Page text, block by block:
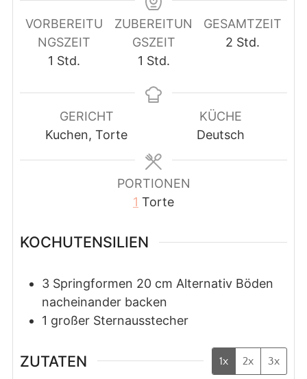
VORBEREITU
NGSZEIT
1 Stunde
Std.
ZUBEREITUN
GSZEIT
1 Stunde
Std.
GESAMTZEIT
2 Stunden
Std.
GERICHT
Kuchen, Torte
KÜCHE
Deutsch
PORTIONEN
1 Torte
KOCHUTENSILIEN
3 Springformen 20 cm Alternativ Böden
nacheinander backen
1 großer Sternausstecher
ZUTATEN 1x 2x 3x